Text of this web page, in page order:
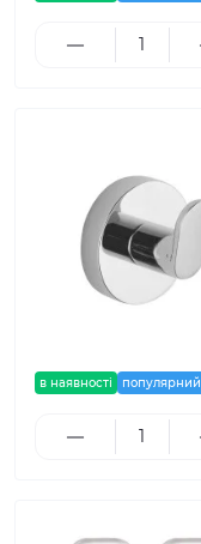
в наявності популярний